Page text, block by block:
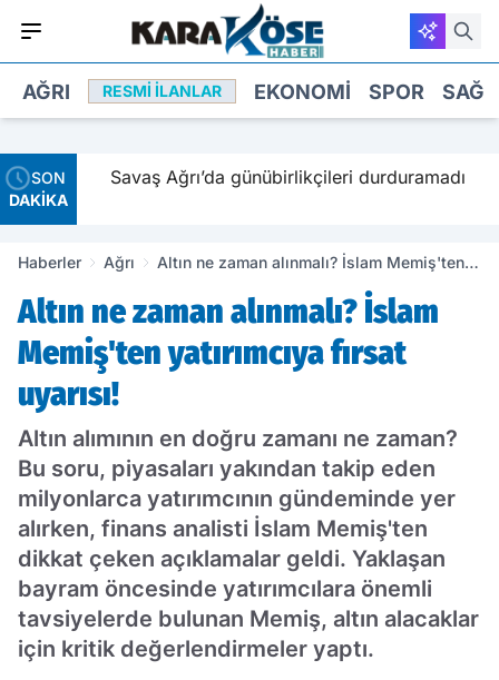
AĞRI RESMI İLANLAR EKONOMI SPOR
SON
DAKİKA
Savaş Ağrı’da günübirlikçileri durduramadı
Haberler Ağrı
Altın ne zaman alınmalı? İslam Memiş'ten
Altın ne zaman alınmalı? İslam
Memiş'ten yatırımcıya fırsat
uyarısı!
Altın alımının en doğru zamanı ne zaman?
Bu soru, piyasaları yakından takip eden
milyonlarca yatırımcının gündeminde yer
alırken, finans analisti İslam Memiş'ten
dikkat çeken açıklamalar geldi. Yaklaşan
bayram öncesinde yatırımcılara önemli
tavsiyelerde bulunan Memiş, altın alacaklar
için kritik değerlendirmeler yaptı.